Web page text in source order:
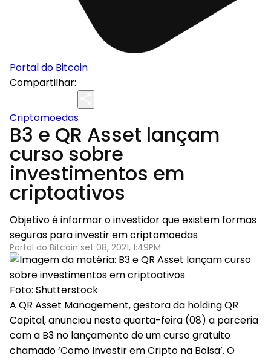
Portal do Bitcoin
Compartilhar:
Criptomoedas
B3 e QR Asset lançam
curso sobre
investimentos em
criptoativos
Objetivo é informar o investidor que existem formas
seguras para investir em criptomoedas
Portal do Bitcoin set 08, 2021, 1:49PM
Foto: Shutterstock
A QR Asset Management, gestora da holding QR
Capital, anunciou nesta quarta-feira (08) a parceria
com a B3 no lançamento de um curso gratuito
chamado ‘Como Investir em Cripto na Bolsa’. O